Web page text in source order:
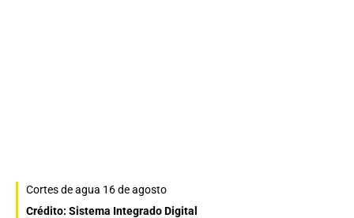
Cortes de agua 16 de agosto
Crédito: Sistema Integrado Digital